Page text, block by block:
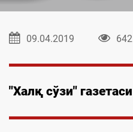
09.04.2019 642
"Халқ сўзи" газетаси